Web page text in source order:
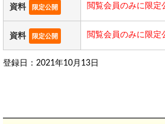
資料 限定公開 閲覧会員のみに限定
資料 限定公開 閲覧会員のみに限定
登録日：2021年10月13日